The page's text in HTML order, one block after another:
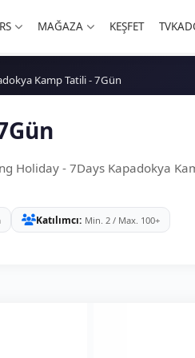
MAĞAZA KEŞFET
Kamp Tatili - 7Gün
Holiday - 7Days Kapadokya
Katılımcı Min. 2 / Max. 100+